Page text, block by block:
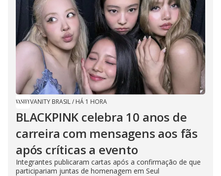
VANITY BRASIL/ HÁ 1 HORA
BLACKPINK celebra 10 anos de
carreira com mensagens aos fãs
após críticas a evento
Integrantes publicaram cartas após a confirmação de que
participariam juntas de homenagem em Seul